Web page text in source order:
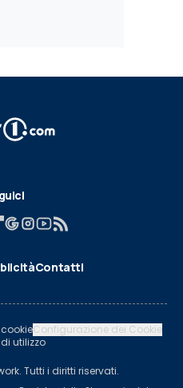
Contatti
Configurazione dei Cookie
utilizzo
Tutti i diritti riservati.